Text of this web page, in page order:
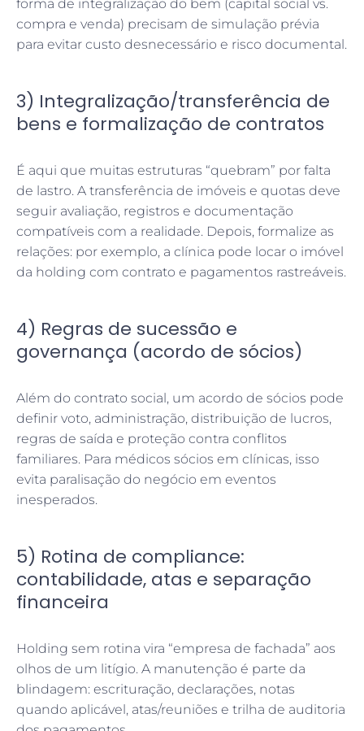
forma de integralização do bem (capital social vs.
compra e venda) precisam de simulação prévia
para evitar custo desnecessário e risco documental.
3) Integralização/transferência de
bens e formalização de contratos
É aqui que muitas estruturas “quebram” por falta
de lastro. A transferência de imóveis e quotas deve
seguir avaliação, registros e documentação
compatíveis com a realidade. Depois, formalize as
relações: por exemplo, a clínica pode locar o imóvel
da holding com contrato e pagamentos rastreáveis.
4) Regras de sucessão e
governança (acordo de sócios)
Além do contrato social, um acordo de sócios pode
definir voto, administração, distribuição de lucros,
regras de saída e proteção contra conflitos
familiares. Para médicos sócios em clínicas, isso
evita paralisação do negócio em eventos
inesperados.
5) Rotina de compliance:
contabilidade, atas e separação
financeira
Holding sem rotina vira “empresa de fachada” aos
olhos de um litígio. A manutenção é parte da
blindagem: escrituração, declarações, notas
quando aplicável, atas/reuniões e trilha de auditoria